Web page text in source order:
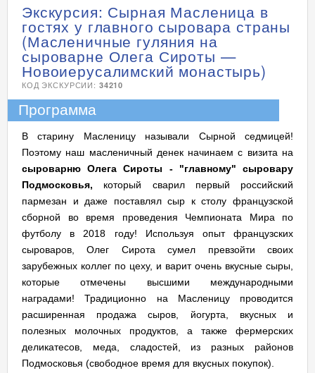
Экскурсия: Сырная Масленица в
гостях у главного сыровара страны
(Масленичные гуляния на
сыроварне Олега Сироты —
Новоиерусалимский монастырь)
КОД ЭКСКУРСИИ: 34210
Программа
В старину Масленицу называли Сырной седмицей!
Поэтому наш масленичный денек начинаем с визита на
сыроварню Олега Сироты - "главному" сыровару
Подмосковья, который сварил первый российский
пармезан и даже поставлял сыр к столу французской
сборной во время проведения Чемпионата Мира по
футболу в 2018 году! Используя опыт французских
сыроваров, Олег Сирота сумел превзойти своих
зарубежных коллег по цеху, и варит очень вкусные сыры,
которые отмечены высшими международными
наградами! Традиционно на Масленицу проводится
расширенная продажа сыров, йогурта, вкусных и
полезных молочных продуктов, а также фермерских
деликатесов, меда, сладостей, из разных районов
Подмосковья (свободное время для вкусных покупок).